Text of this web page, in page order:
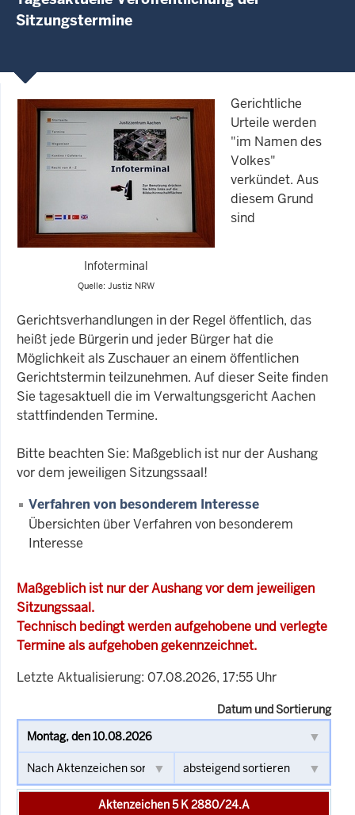
Sitzungstermine
Infoterminal
Quelle: Justiz NRW
Gerichtliche
Urteile werden
"im Namen des
Volkes"
verkündet. Aus
diesem Grund
sind
Gerichtsverhandlungen in der Regel öffentlich, das
heißt jede Bürgerin und jeder Bürger hat die
Möglichkeit als Zuschauer an einem öffentlichen
Gerichtstermin teilzunehmen. Auf dieser Seite finden
Sie tagesaktuell die im Verwaltungsgericht Aachen
stattfindenden Termine.
Bitte beachten Sie: Maßgeblich ist nur der Aushang
vor dem jeweiligen Sitzungssaal!
Verfahren von besonderem Interesse
Übersichten über Verfahren von besonderem
Interesse
Maßgeblich ist nur der Aushang vor dem jeweiligen
Sitzungssaal.
Technisch bedingt werden aufgehobene und verlegte
Termine als aufgehoben gekennzeichnet.
Letzte Aktualisierung: 07.08.2026, 17:55 Uhr
Datum und Sortierung
Aktenzeichen 5 K 2880/24.A